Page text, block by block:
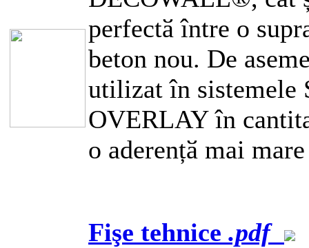
perfectӑ între o
beton nou. De
utilizat în sistemele
OVERLAY în
o aderențӑ mai
Fişe tehnice .pdf